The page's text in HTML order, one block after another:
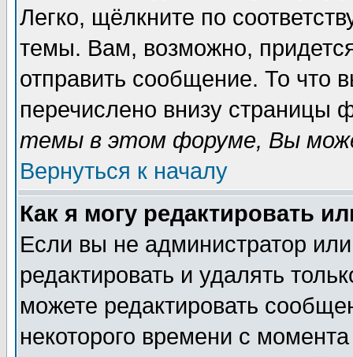
Легко, щёлкните по
темы. Вам, возможно,
отправить сообщение. То что
перечислено внизу страницы
темы в этом форуме, Вы
Вернуться к началу
Как я могу редактировать
Если вы не администратор
редактировать и удалять
можете редактировать
некоторого времени с